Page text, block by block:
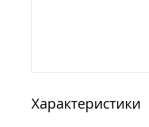
Характеристики